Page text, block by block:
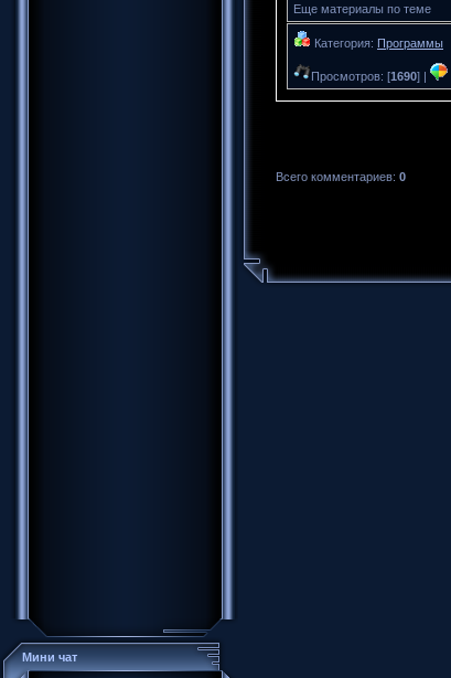
Мини чат
Еще материалы по теме
Категория: Программы
Просмотров: [1690] |
Всего комментариев: 0